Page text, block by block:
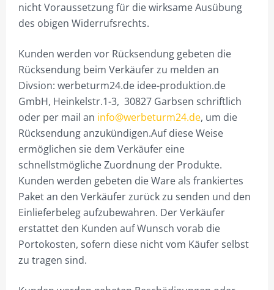
PLZ 5
PLZ 7
PLZ 8
PLZ 9
MEIN KONTO
ANMELDEN
BESTELLVORGANG
DATENSCHUTZ
VERSAND & LIEFERUNG
WARENKORB
nicht Voraussetzung für die wirksame Ausübung
des obigen Widerrufsrechts.
Kunden werden vor Rücksendung gebeten die
Rücksendung beim Verkäufer zu melden an
Divsion: werbeturm24.de idee-produktion.de
GmbH, Heinkelstr.1-3, 30827 Garbsen schriftlich
oder per mail an info@werbeturm24.de, um die
Rücksendung anzukündigen.Auf diese Weise
ermöglichen sie dem Verkäufer eine
schnellstmögliche Zuordnung der Produkte.
Kunden werden gebeten die Ware als frankiertes
Paket an den Verkäufer zurück zu senden und den
Einlieferbeleg aufzubewahren. Der Verkäufer
erstattet den Kunden auf Wunsch vorab die
Portokosten, sofern diese nicht vom Käufer selbst
zu tragen sind.